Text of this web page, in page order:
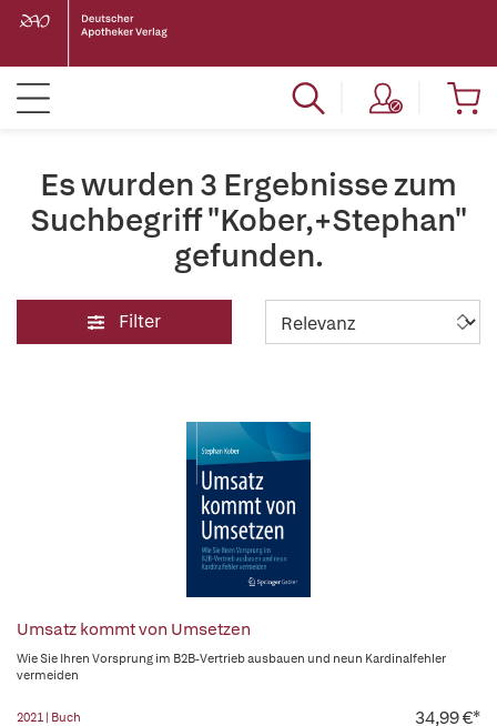
Es wurden 3 Ergebnisse zum
Suchbegriff "Kober,+Stephan"
gefunden.
Filter
Umsatz kommt von Umsetzen
Wie Sie Ihren Vorsprung im B2B-Vertrieb ausbauen und neun Kardinalfehler
vermeiden
2021 | Buch 34,99 €*